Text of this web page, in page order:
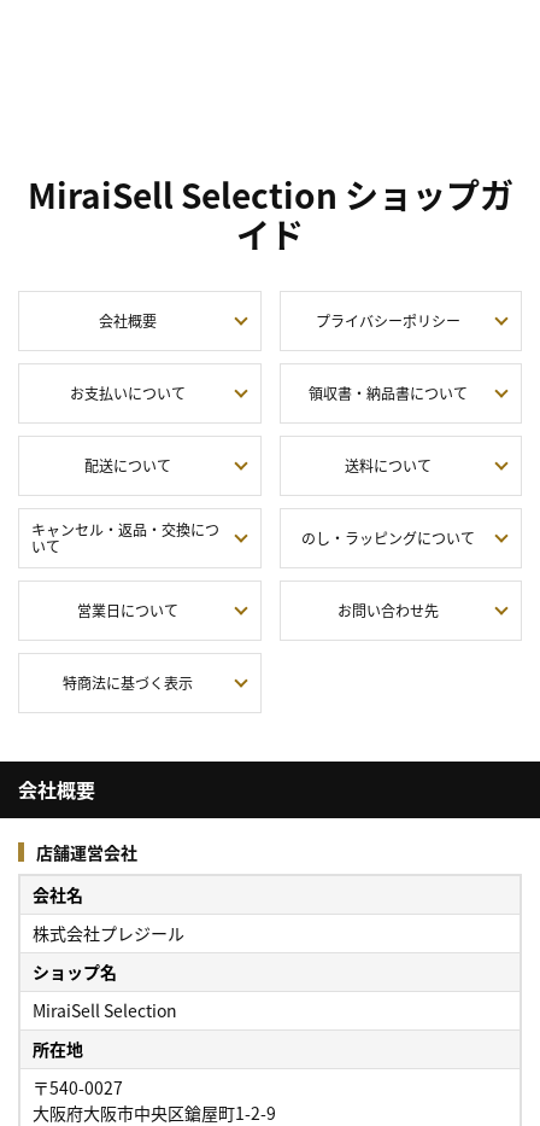
MiraiSell Selection ショップガ
イド
会社概要 プライバシーポリシー
お支払いについて 領収書・納品書について
配送について 送料について
キャンセル・返品・交換につ
いて
のし・ラッピングについて
営業日について お問い合わせ先
特商法に基づく表示
会社概要
店舗運営会社
会社名
株式会社プレジール
ショップ名
MiraiSell Selection
所在地
〒540-0027
大阪府大阪市中央区鎗屋町1-2-9